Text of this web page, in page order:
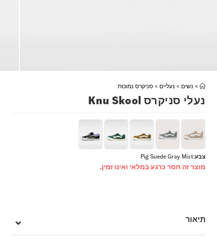
> נשים > נעליים > סניקרס נמוכות
נעלי סניקרס Knu Skool
צבע:
Pig Suede Gray Mist
מוצר זה חסר כרגע במלאי ואינו זמין.
תיאור